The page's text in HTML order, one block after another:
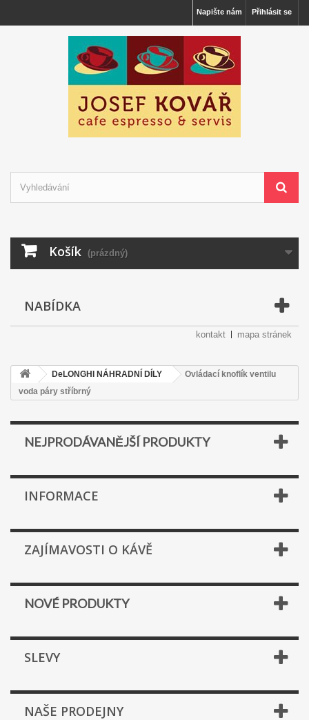
Přihlásit se
Napište nám
Košík (prázdný)
NABÍDKA
kontakt mapa stránek
DeLONGHI NÁHRADNÍ DÍLY
Ovládací knoflík ventilu
voda páry stříbrný
NEJPRODÁVANĚJŠÍ PRODUKTY
INFORMACE
ZAJÍMAVOSTI O KÁVĚ
NOVÉ PRODUKTY
SLEVY
NAŠE PRODEJNY